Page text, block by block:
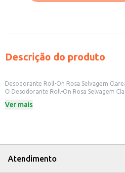
Descrição do produto
Desodorante Roll-On Rosa Selvagem
O Desodorante Roll-On Rosa Selvagem
desenvolvida para auxiliar no
Use diariamente para melhores resultados.
Este desodorante é uma opção para
eficaz para a higiene pessoal, oferecendo
Ver mais
Atendimento